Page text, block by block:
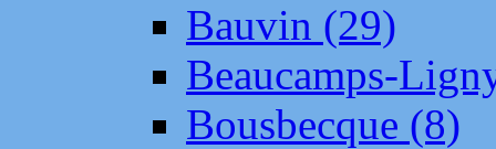
Bauvin (29)
Beaucamps-
Bousbecque (8)